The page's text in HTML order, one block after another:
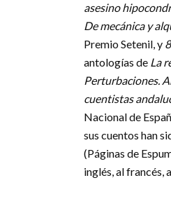
asesino
De mecánica y
Premio Setenil, y
antologías de La
Perturbaciones.
cuentistas
Nacional de
sus cuentos han
(Páginas de
inglés, al francés,